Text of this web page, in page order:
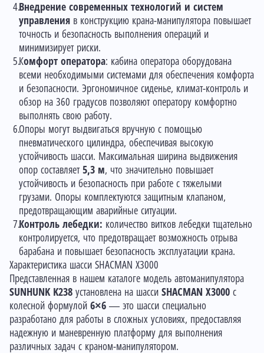
Внедрение современных технологий и систем
управления в конструкцию крана-манипулятора повышает
точность и безопасность выполнения операций и
минимизирует риски.
Комфорт оператора: кабина оператора оборудована
всеми необходимыми системами для обеспечения комфорта
и безопасности. Эргономичное сиденье, климат-контроль и
обзор на 360 градусов позволяют оператору комфортно
выполнять свою работу.
Опоры могут выдвигаться вручную с помощью
пневматического цилиндра, обеспечивая высокую
устойчивость шасси. Максимальная ширина выдвижения
опор составляет 5,3 м, что значительно повышает
устойчивость и безопасность при работе с тяжелыми
грузами. Опоры комплектуются защитным клапаном,
предотвращающим аварийные ситуации.
Контроль лебедки: количество витков лебедки тщательно
контролируется, что предотвращает возможность отрыва
барабана и повышает безопасность эксплуатации крана.
Характеристика шасси SHACMAN X3000
Представленная в нашем каталоге модель автоманипулятора
SUNHUNK K238 установлена на шасси SHACMAN X3000 с
колесной формулой 6×6 — это шасси специально
разработано для работы в сложных условиях, предоставляя
надежную и маневренную платформу для выполнения
различных задач с краном-манипулятором.